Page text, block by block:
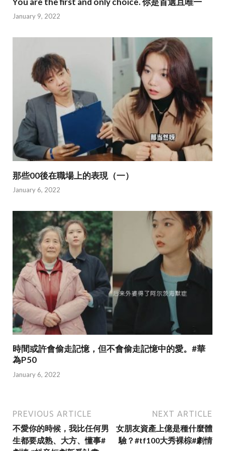
January 9, 2022
那些00後在職場上的表現（一）
January 6, 2022
時間或許會偷走記憶，但不會偷走記憶中的愛。#華
為P50
January 6, 2022
PREVIOUS ARTICLE
不愛你的時候，我比任何男
生都要成熟、大方、懂事#
NEXT ARTICLE
女朋友資產上億是種什麼體
驗？#tf100大秀裸棕#劇情